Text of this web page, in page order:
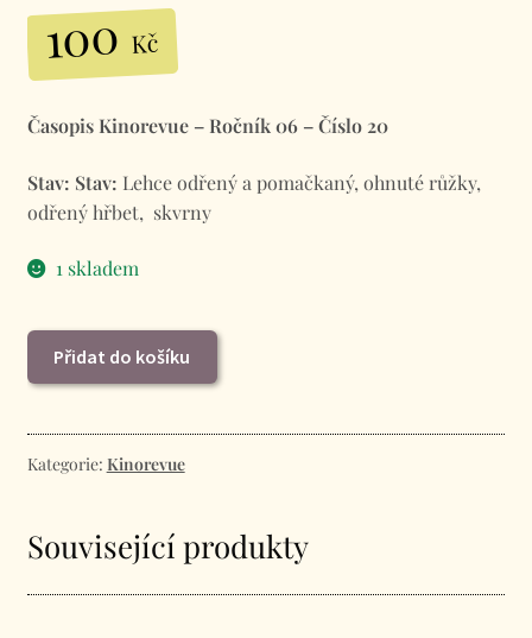
100Kč
Časopis Kinorevue – Ročník 06 – Číslo 20
Stav: Stav: Lehce odřený a pomačkaný, ohnuté růžky,
odřený hřbet, skvrny
1 skladem
Časopis
Kinorevue
Ročník
06
20
Přidat do košíku
Kategorie: Kinorevue
Související produkty